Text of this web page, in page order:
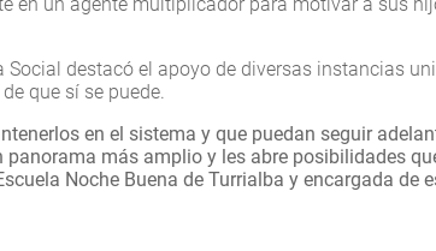
en un agente multiplicador para motivar a sus
Social destacó el apoyo de diversas instancias
que sí se puede.
en el sistema y que puedan seguir
panorama más amplio y les abre posibilidades
Noche Buena de Turrialba y encargada de